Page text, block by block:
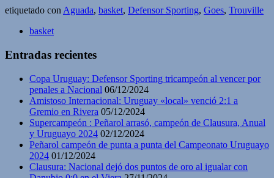
etiquetado conAguada, basket, Defensor Sporting, Goes, Trouville
basket
Entradas recientes
Copa Uruguay: Defensor Sporting tricampeón al vencer por
penales a Nacional 06/12/2024
Amistoso Internacional: Uruguay «local» venció 2:1 a
Gremio en Rivera 05/12/2024
Supercampeón : Peñarol arrasó, campeón de Clausura, Anual
y Uruguayo 2024 02/12/2024
Peñarol campeón de punta a punta del Campeonato Uruguayo
2024 01/12/2024
Clausura: Nacional dejó dos puntos de oro al igualar con